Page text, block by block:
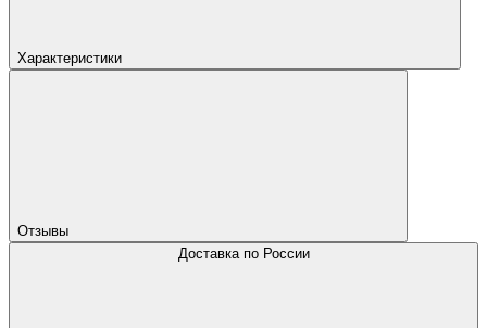
Характеристики
Отзывы
Доставка по России